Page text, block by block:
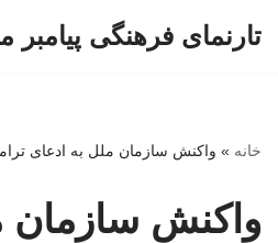
تارنمای فرهنگی پیامبر
خانه » واکنش سازمان ملل به ادعای
واکنش سازمان